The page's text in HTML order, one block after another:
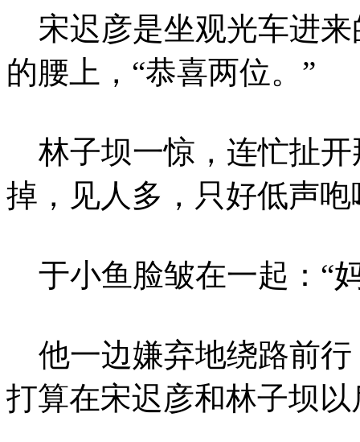
宋迟彦是坐观光车进来
的腰上，“恭喜两位。”
林子坝一惊，连忙扯开
掉，见人多，只好低声
于小鱼脸皱在一起：“
他一边嫌弃地绕路前行
打算在宋迟彦和林子坝